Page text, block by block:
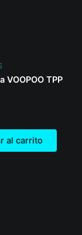
VOOPOO TPP
al carrito